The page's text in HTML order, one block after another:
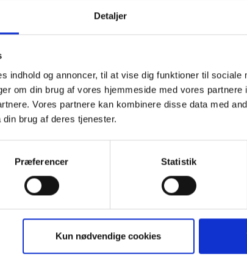
Detaljer
indhold og annoncer, til at vise dig funktioner til sociale
om din brug af vores hjemmeside med vores partnere
Vores partnere kan kombinere disse data med
brug af deres tjenester.
Præferencer Statistik
Kun nødvendige cookies
Frey Damgaard var otte år, tog hans far sit
hans barndom og voksenliv. I årevis
handler om at bevæge sig fra mørke til lys
Det er fortællingen om at finde tillid til
blive far.”
Damgaard er journalist, tv- og radiovært,
”Selvmordstanker” på P1. Link til:
til et par timers samvær og samtale med
er tavshedspligtige samtalerum
og ligeværdigt samvær.